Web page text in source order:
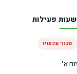
שעות פעילות
סגור עכשיו
יום א׳